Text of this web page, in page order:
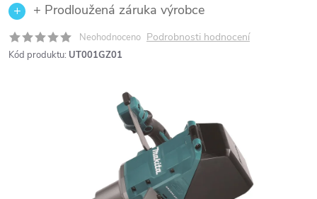
+ Prodloužená záruka výrobce
Neohodnoceno Podrobnosti hodnocení
Kód produktu: UT001GZ01